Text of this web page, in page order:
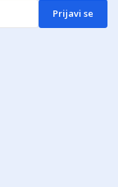
Prijavi se